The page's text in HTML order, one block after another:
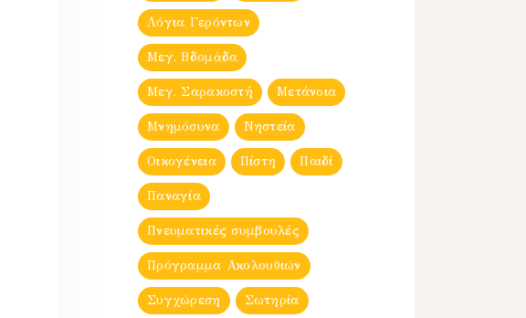
Λόγια Γερόντων
Μεγ. Βδομἀδα
Μεγ. Σαρακοστή Μετάνοια
Μνημόσυνα Νηστεία
Οικογένεια Πίστη Παιδί
Παναγία
Πνευματικές συμβουλές
Πρόγραμμα Ακολουθιών
Συγχώρεση Σωτηρία